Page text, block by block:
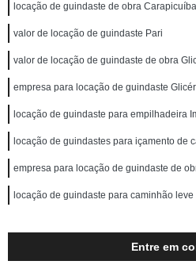
locação de guindaste de obra Carapicuíba
valor de locação de guindaste Pari
valor de locação de guindaste de obra
empresa para locação de guindaste
locação de guindaste para empilhadeira
locação de guindastes para içamento de
empresa para locação de guindaste de
locação de guindaste para caminhão
Entre em